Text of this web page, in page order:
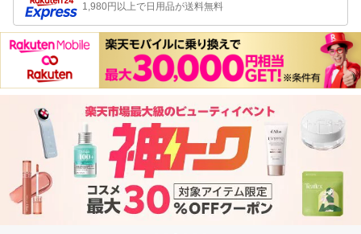
1,980円以上で日用品が送料無料